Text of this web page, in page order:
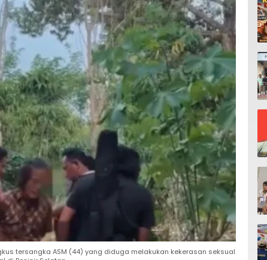
tersangka ASM (44) yang diduga melakukan kekerasan seksual